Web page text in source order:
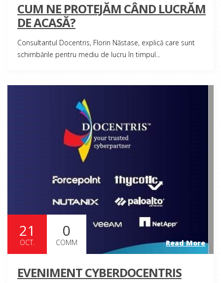
CUM NE PROTEJĂM CÂND LUCRĂM
DE ACASĂ?
Consultantul Docentris, Florin Năstase, explică care sunt
schimbările pentru mediu de lucru în timpul...
Read More
21
OCT.
0
COMM
EVENIMENT CYBERDOCENTRIS